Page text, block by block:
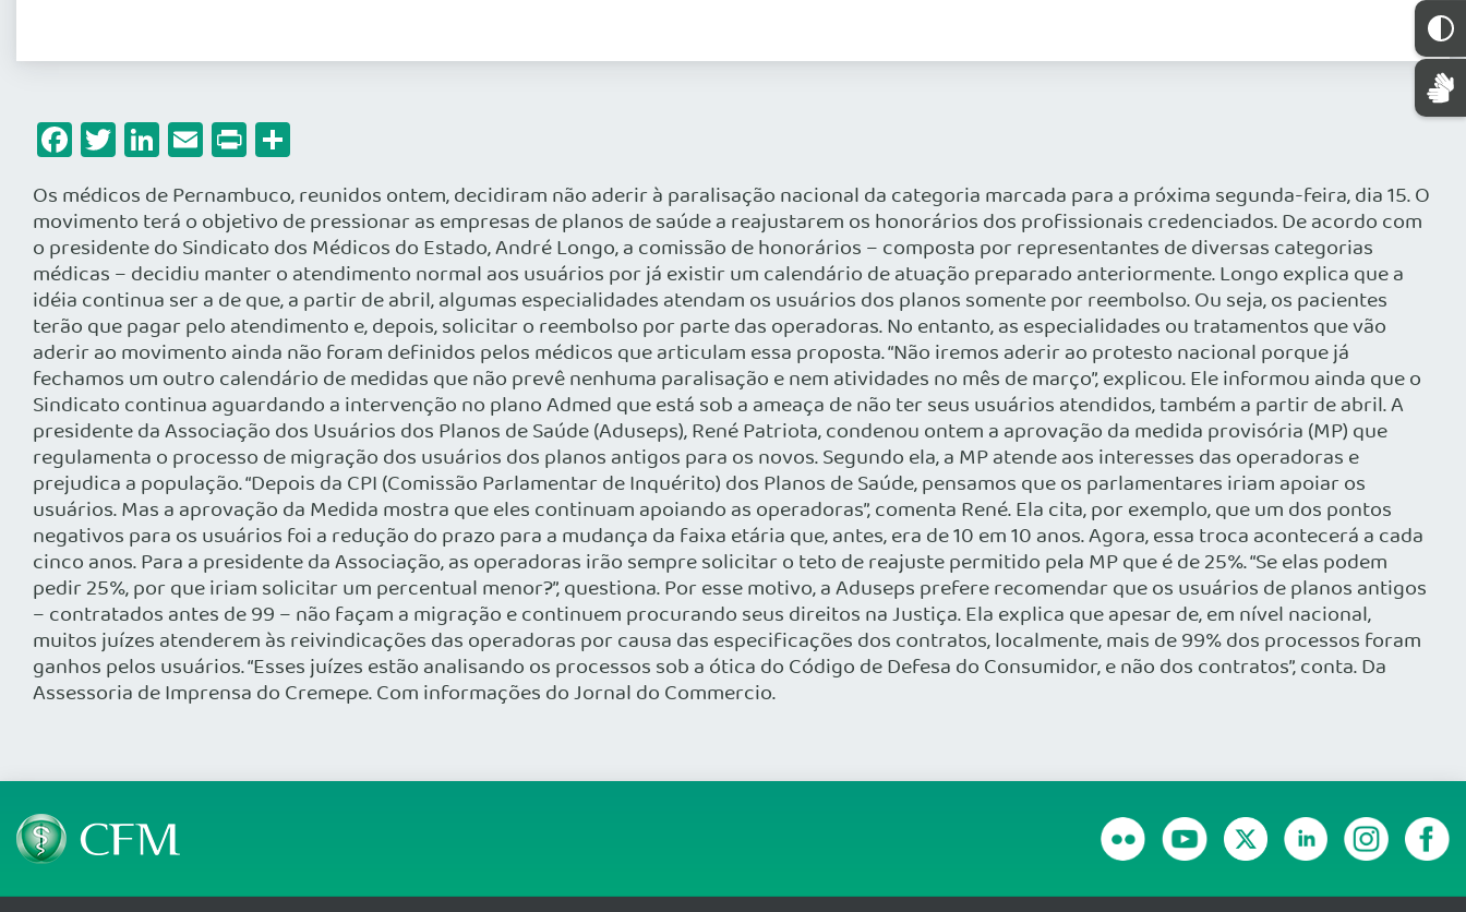
Facebook
Twitter
LinkedIn
Email
Print
Os médicos de Pernambuco, reunidos ontem, decidiram não aderir à paralisação nacional da categoria marcada para a próxima segunda-feira, dia 15. O
movimento terá o objetivo de pressionar as empresas de planos de saúde a reajustarem os honorários dos profissionais credenciados. De acordo com
o presidente do Sindicato dos Médicos do Estado, André Longo, a comissão de honorários – composta por representantes de diversas categorias
médicas – decidiu manter o atendimento normal aos usuários por já existir um calendário de atuação preparado anteriormente. Longo explica que a
idéia continua ser a de que, a partir de abril, algumas especialidades atendam os usuários dos planos somente por reembolso. Ou seja, os pacientes
terão que pagar pelo atendimento e, depois, solicitar o reembolso por parte das operadoras. No entanto, as especialidades ou tratamentos que vão
aderir ao movimento ainda não foram definidos pelos médicos que articulam essa proposta. “Não iremos aderir ao protesto nacional porque já
fechamos um outro calendário de medidas que não prevê nenhuma paralisação e nem atividades no mês de março”, explicou. Ele informou ainda que o
Sindicato continua aguardando a intervenção no plano Admed que está sob a ameaça de não ter seus usuários atendidos, também a partir de abril. A
presidente da Associação dos Usuários dos Planos de Saúde (Aduseps), René Patriota, condenou ontem a aprovação da medida provisória (MP) que
regulamenta o processo de migração dos usuários dos planos antigos para os novos. Segundo ela, a MP atende aos interesses das operadoras e
prejudica a população. “Depois da CPI (Comissão Parlamentar de Inquérito) dos Planos de Saúde, pensamos que os parlamentares iriam apoiar os
usuários. Mas a aprovação da Medida mostra que eles continuam apoiando as operadoras”, comenta René. Ela cita, por exemplo, que um dos pontos
negativos para os usuários foi a redução do prazo para a mudança da faixa etária que, antes, era de 10 em 10 anos. Agora, essa troca acontecerá a cada
cinco anos. Para a presidente da Associação, as operadoras irão sempre solicitar o teto de reajuste permitido pela MP que é de 25%. “Se elas podem
pedir 25%, por que iriam solicitar um percentual menor?”, questiona. Por esse motivo, a Aduseps prefere recomendar que os usuários de planos antigos
– contratados antes de 99 – não façam a migração e continuem procurando seus direitos na Justiça. Ela explica que apesar de, em nível nacional,
muitos juízes atenderem às reivindicações das operadoras por causa das especificações dos contratos, localmente, mais de 99% dos processos foram
ganhos pelos usuários. “Esses juízes estão analisando os processos sob a ótica do Código de Defesa do Consumidor, e não dos contratos”, conta. Da
Assessoria de Imprensa do Cremepe. Com informações do Jornal do Commercio.